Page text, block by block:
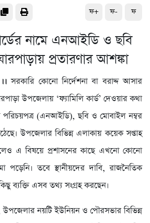
ফ+ ফ- ফ
নামে এনআইডি ও ছবি
প্রতারণার আশঙ্কা
সরকারি কোনো নির্দেশনা বা বরাদ্দ আসার
উপজেলায় ‘ফ্যামিলি কার্ড’ দেওয়ার কথা
পরিচয়পত্র (এনআইডি), ছবি ও মোবাইল নম্বর
উপজেলার বিভিন্ন এলাকায় কয়েক সপ্তাহ
এ বিষয়ে প্রশাসনের কাছে এখনো কোনো
তবে স্থানীয়দের দাবি, রাজনৈতিক
ব্যক্তি এসব তথ্য সংগ্রহ করছেন।
উপজেলার নয়টি ইউনিয়ন ও পৌরসভার বিভিন্ন